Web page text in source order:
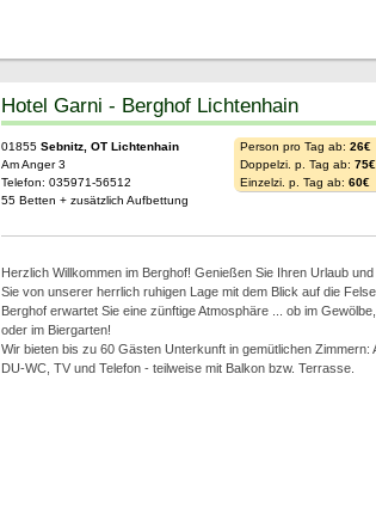
Hotel Garni - Berghof Lichtenhain
01855 Sebnitz, OT Lichtenhain
Am Anger 3
Telefon: 035971-56512
55 Betten + zusätzlich Aufbettung
Person pro Tag ab: 26€
Doppelzi. p. Tag ab: 75€
Einzelzi. p. Tag ab: 60€
Herzlich Willkommen im Berghof! Genießen Sie Ihren Urlaub
Sie von unserer herrlich ruhigen Lage mit dem Blick auf die
Berghof erwartet Sie eine zünftige Atmosphäre ... ob im
oder im Biergarten!
Wir bieten bis zu 60 Gästen Unterkunft in gemütlichen Zimmern:
DU-WC, TV und Telefon - teilweise mit Balkon bzw. Terrasse.